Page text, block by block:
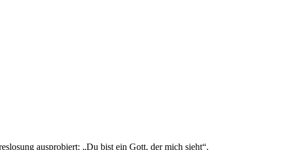
ausprobiert: „Du bist ein Gott, der mich sieht“.